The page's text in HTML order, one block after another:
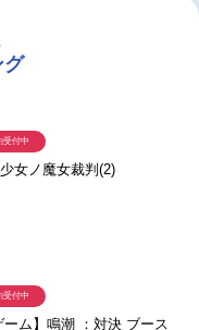
グ
女ノ魔女裁判(2)
受付中
ーム】鳴潮 ：対決 ブース
受付中